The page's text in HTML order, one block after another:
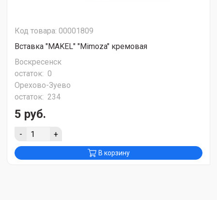
Код товара: 00001809
Вставка "MAKEL" "Mimoza" кремовая
Воскресенск
остаток: 0
Орехово-Зуево
остаток: 234
5 руб.
- +
В корзину